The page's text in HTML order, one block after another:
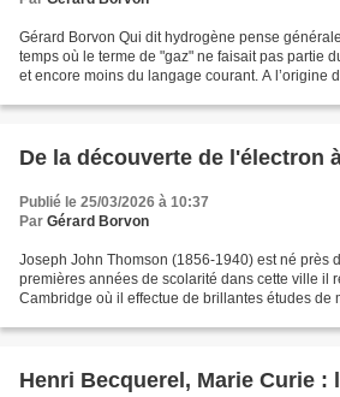
Gérard Borvon Qui dit hydrogène pense
temps où le terme de "gaz" ne faisait pas partie
et encore moins du langage courant. A l’origine
De la découverte de l'électron
Publié le 25/03/2026 à 10:37
Par Gérard Borvon
Joseph John Thomson (1856-1940) est né près
premières années de scolarité dans cette ville il
Cambridge où il effectue de brillantes études de
Henri Becquerel, Marie Curie :